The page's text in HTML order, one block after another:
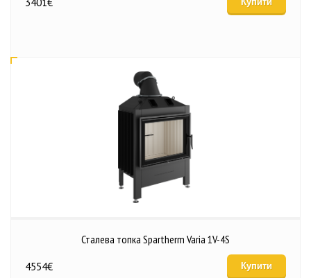
Сталева топка Spartherm Varia 1V-4S
4554€ Купити